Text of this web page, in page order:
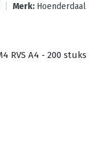
Merk: Hoenderdaal